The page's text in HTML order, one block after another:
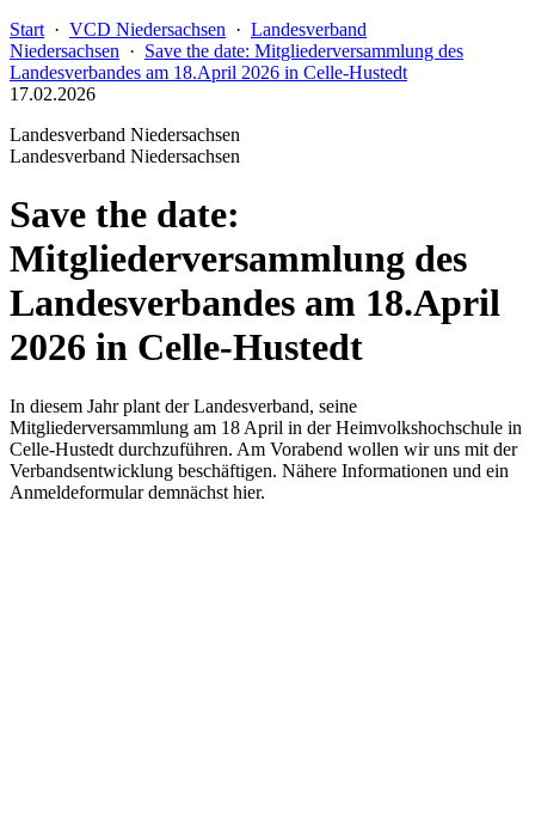
Start · VCD Niedersachsen · Landesverband
Niedersachsen · Save the date: Mitgliederversammlung des
Landesverbandes am 18.April 2026 in Celle-Hustedt
17.02.2026
Landesverband Niedersachsen
Landesverband Niedersachsen
Save the date:
Mitgliederversammlung des
Landesverbandes am 18.April
2026 in Celle-Hustedt
In diesem Jahr plant der Landesverband, seine
Mitgliederversammlung am 18 April in der Heimvolkshochschule in
Celle-Hustedt durchzuführen. Am Vorabend wollen wir uns mit der
Verbandsentwicklung beschäftigen. Nähere Informationen und ein
Anmeldeformular demnächst hier.